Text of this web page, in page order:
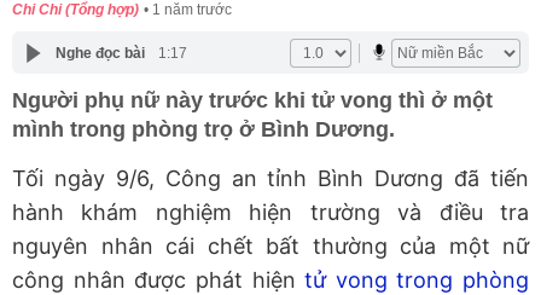
Chi Chi (Tổng hợp) 1 năm trước
Nghe đọc bài 1:17
Người phụ nữ này trước khi tử vong thì ở một
mình trong phòng trọ ở Bình Dương.
Tối ngày 9/6, Công an tỉnh Bình Dương đã tiến
hành khám nghiệm hiện trường và điều tra
nguyên nhân cái chết bất thường của một nữ
công nhân được phát hiệntử vong trong phòng